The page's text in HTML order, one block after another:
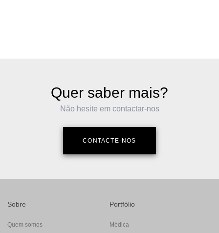
Quer saber mais?
Não hesite em contactar-nos
CONTACTE-NOS
Sobre
Quem somos
Portfólio
Médica